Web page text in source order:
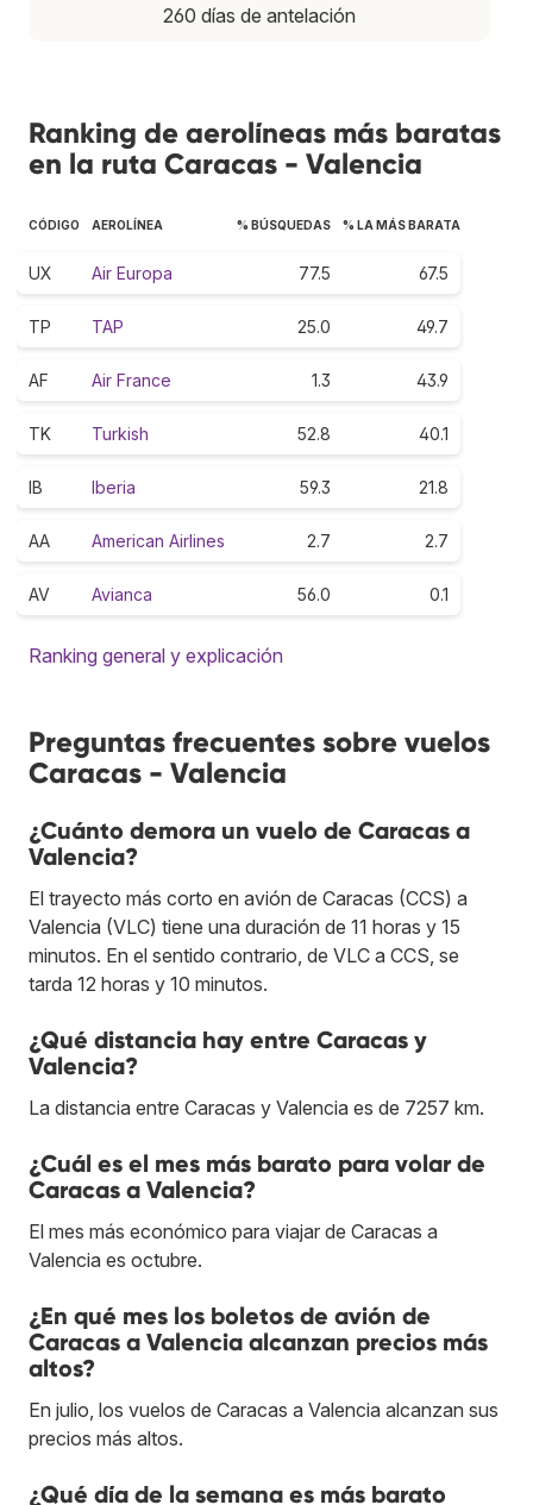
260 días de antelación
Ranking de aerolíneas más baratas
en la ruta Caracas - Valencia
CÓDIGO AEROLÍNEA % BÚSQUEDAS % LA MÁS BARATA
UX Air Europa 77.5 67.5
TP TAP 25.0 49.7
AF Air France 1.3 43.9
TK Turkish 52.8 40.1
IB Iberia 59.3 21.8
AA American Airlines 2.7 2.7
AV Avianca 56.0 0.1
Ranking general y explicación
Preguntas frecuentes sobre vuelos
Caracas - Valencia
¿Cuánto demora un vuelo de Caracas a
Valencia?
El trayecto más corto en avión de Caracas (CCS) a
Valencia (VLC) tiene una duración de 11 horas y 15
minutos. En el sentido contrario, de VLC a CCS, se
tarda 12 horas y 10 minutos.
¿Qué distancia hay entre Caracas y
Valencia?
La distancia entre Caracas y Valencia es de 7257 km.
¿Cuál es el mes más barato para volar de
Caracas a Valencia?
El mes más económico para viajar de Caracas a
Valencia es octubre.
¿En qué mes los boletos de avión de
Caracas a Valencia alcanzan precios más
altos?
En julio, los vuelos de Caracas a Valencia alcanzan sus
precios más altos.
¿Qué día de la semana es más barato